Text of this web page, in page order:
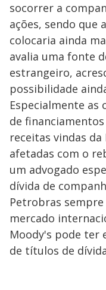
socorrer a
ações, sendo que
colocaria ainda
avalia uma fonte
estrangeiro,
possibilidade
Especialmente as
de
receitas vindas
afetadas com o
um advogado
dívida de
Petrobras
mercado
Moody's pode ter
de títulos de